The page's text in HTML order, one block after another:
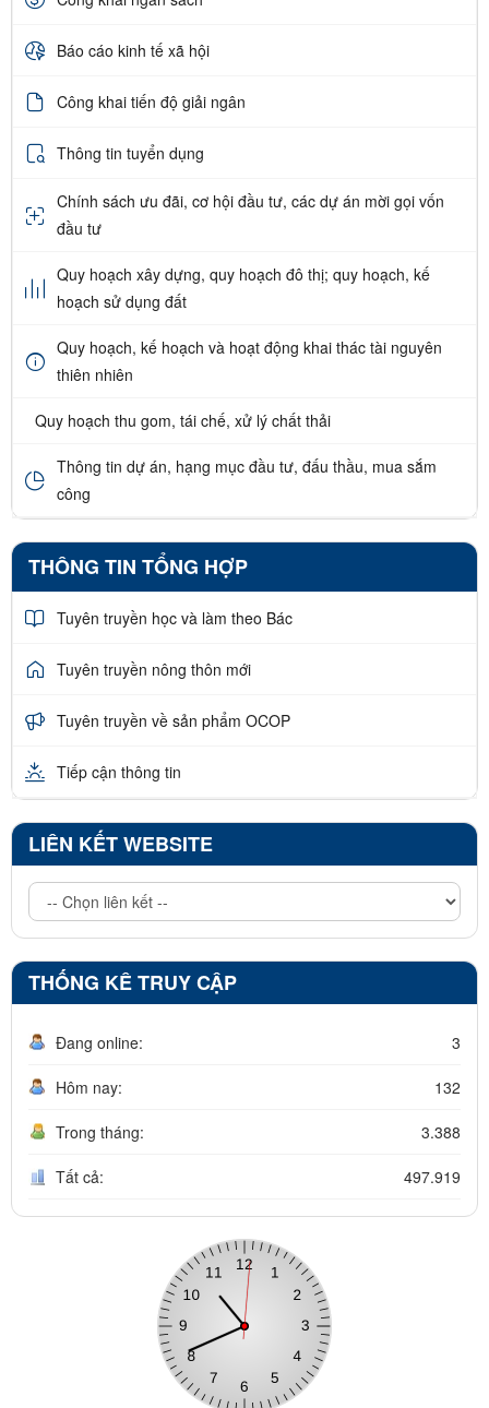
Báo cáo kinh tế xã hội
Công khai tiến độ giải ngân
Thông tin tuyển dụng
Chính sách ưu đãi, cơ hội đầu tư, các dự án mời gọi vốn
đầu tư
Quy hoạch xây dựng, quy hoạch đô thị; quy hoạch, kế
hoạch sử dụng đất
Quy hoạch, kế hoạch và hoạt động khai thác tài nguyên
thiên nhiên
Quy hoạch thu gom, tái chế, xử lý chất thải
Thông tin dự án, hạng mục đầu tư, đấu thầu, mua sắm
công
THÔNG TIN TỔNG HỢP
Tuyên truyền học và làm theo Bác
Tuyên truyền nông thôn mới
Tuyên truyền về sản phẩm OCOP
Tiếp cận thông tin
LIÊN KẾT WEBSITE
THỐNG KÊ TRUY CẬP
Đang online: 3
Hôm nay: 132
Trong tháng: 3.388
Tất cả: 497.919